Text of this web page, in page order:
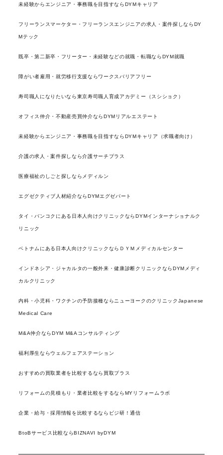
未経験からエンジニア・事務職を目指すならDYMキャリア
フリーランスマーケター・フリーランスエンジニアの求人・案件探しならDY
Mテック
既卒・第二新卒・フリーター・未経験などの就職・転職ならDYM就職
障がい者雇用・就労移行支援ならワークスバリアフリー
寿司職人になりたいなら東京寿司職人育成アカデミー（スシショク）
オフィス仲介・不動産売買仲介ならDYMリアルエステート
未経験からエンジニア・事務職を目指すならDYMキャリア（求職者向け）
介護の求人・案件探しなら介護サーチプラス
医療福祉のしごと探しならメディルン
エグゼクティブ人材紹介ならDYMエグゼパート
タイ・バンコクにある日本人向けクリニックならDYMインターナショナルク
リニック
ベトナムにある日本人向けクリニックならＤＹＭメディカルセンター
インドネシア・ジャカルタの一般外来・健康診断クリニックならDYMメディ
カルクリニック
内科・小児科・ワクチンの予防接種ならニューヨークのクリニックJapanese
Medical Care
M&A仲介ならDYM M&Aコンサルティング
福利厚生ならウェルフェアステーション
おすすめの買取業者を比較するなら買取プラス
リフォームの見積もり・業者比較をするならMYリフォームラボ
企業・給与・採用情報を比較するならビジ研！通信
BtoBサービス比較ならBIZNAVI byDYM